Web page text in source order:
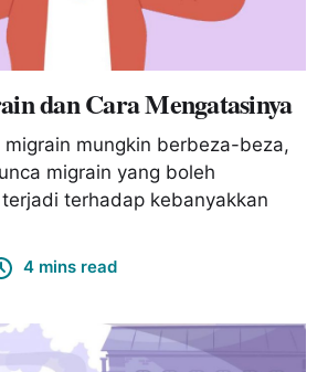
dan Cara Mengatasinya
migrain mungkin berbeza-beza,
migrain yang boleh
terhadap kebanyakkan
4 mins read